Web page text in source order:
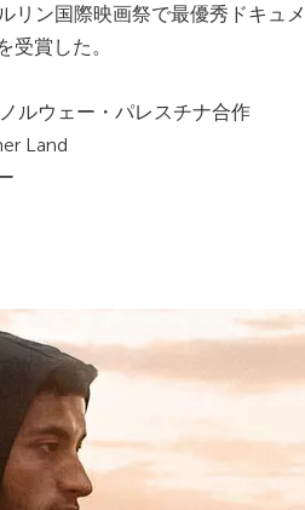
リン国際映画祭で最優秀ドキュ
受賞した。
ルウェー・パレスチナ合作
Land